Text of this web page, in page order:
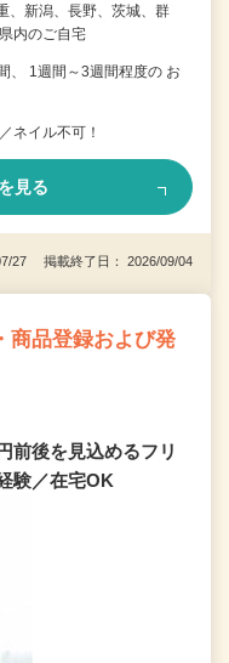
、新潟、長野、茨城、群
内のご自宅
、 1週間～3週間程度の お
ネイル不可！
見る
27 掲載終了日： 2026/09/04
商品登録および発
前後を見込めるフリ
験／在宅OK